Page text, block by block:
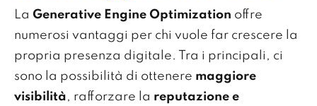
La Generative Engine Optimization offre
numerosi vantaggi per chi vuole far crescere la
propria presenza digitale. Tra i principali, ci
sono la possibilità di ottenere maggiore
visibilità, rafforzare la reputazione e